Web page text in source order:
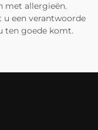
met allergieën.
u een verantwoorde
ten goede komt.